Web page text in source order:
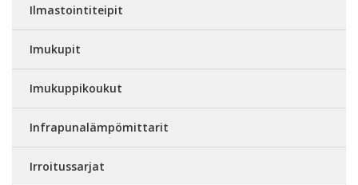
Ilmastointiteipit
Imukupit
Imukuppikoukut
Infrapunalämpömittarit
Irroitussarjat